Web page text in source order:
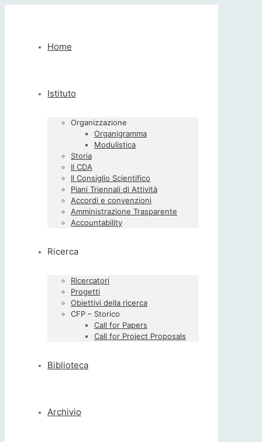
Home
Istituto
Organizzazione
Organigramma
Modulistica
Storia
Il CDA
Il Consiglio Scientifico
Piani Triennali di Attività
Accordi e convenzioni
Amministrazione Trasparente
Accountability
Ricerca
Ricercatori
Progetti
Obiettivi della ricerca
CFP – Storico
Call for Papers
Call for Project Proposals
Biblioteca
Archivio